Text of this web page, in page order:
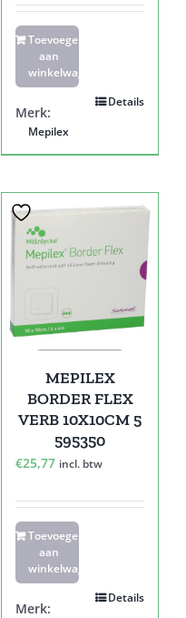
Toevoegen
aan
winkelwagen
Details
Merk:
Mepilex
MEPILEX
BORDER FLEX
VERB 10X10CM 5
595350
€25,77 incl. btw
Toevoegen
aan
winkelwagen
Details
Merk: